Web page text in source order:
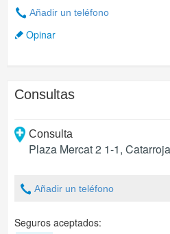
Añadir un teléfono
Opinar
Consultas
Consulta
Plaza Mercat 2 1-1, Catarroja
Añadir un teléfono
Seguros aceptados: